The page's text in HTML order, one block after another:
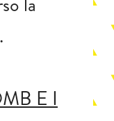
E I